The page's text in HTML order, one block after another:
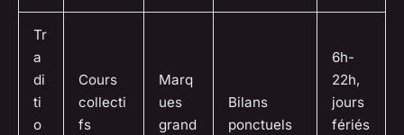
Tr
a
di
ti
o
Cours
collecti
fs
Marq
ues
grand
Bilans
ponctuels
6h-
22h,
jours
fériés